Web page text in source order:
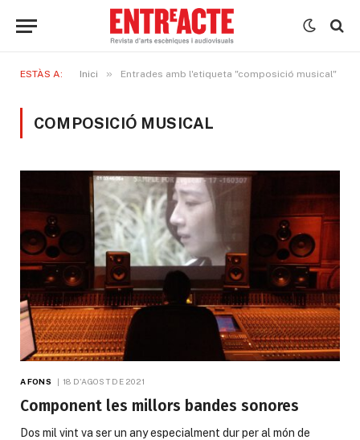
ESTÀS A: Inici » Entrades amb l'etiqueta "composició musical"
COMPOSICIÓ MUSICAL
A FONS 18 D'AGOST DE 2021
Component les millors bandes sonores
Dos mil vint va ser un any especialment dur per al món de